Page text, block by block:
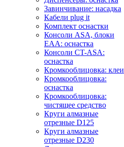
Завинчивание: насадка
Кабели plug it
Комплект оснастки
Консоли ASA, блоки
EAA: оснастка
Консоли CT-ASA:
оснастка
Кромкооблицовка: клеи
Кромкооблицовка:
оснастка
Кромкооблицовка:
чистящее средство
Круги алмазные
отрезные D125
Круги алмазные
отрезные D230